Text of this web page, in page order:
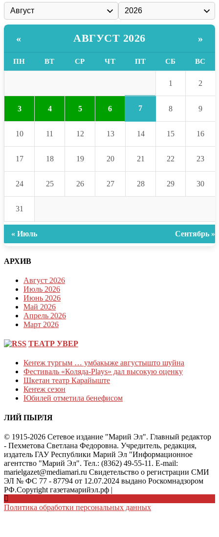
« АВГУСТ 2026 »
ПН ВТ СР ЧТ ПТ СБ ВС
1 2
3 4 5 6 7 8 9
10 11 12 13 14 15 16
17 18 19 20 21 22 23
24 25 26 27 28 29 30
31
« Июль Сентябрь »
АРХИВ
Август 2026
Июль 2026
Июнь 2026
Май 2026
Апрель 2026
Март 2026
ТЕАТР УВЕР
Кеҥеж тургым … умбакыже августышто шуйна
Фестиваль «Коляда-Plays» дал высокую оценку
Шкетан театр Карайыште
Кеҥеж сезон
Юбилей отметила бенефисом
ЛИЙ ПЫРЛЯ
© 1915-2026 Сетевое издание "Марий Эл". Главный редактор
- Пехметова Светлана Федоровна. Учредитель, редакция,
издатель ГАУ Республики Марий Эл "Информационное
агентство "Марий Эл". Тел.: (8362) 49-55-11. E-mail:
marielgazet@mediamari.ru Свидетельство о регистрации СМИ
ЭЛ № ФС 77 - 87794 от 12.07.2024 выдано Роскомнадзором
РФ.Copyright газетамарийэл.рф |
Политика обработки персональных данных